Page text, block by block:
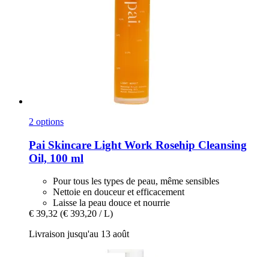
2 options
Pai Skincare Light Work Rosehip Cleansing
Oil, 100 ml
Pour tous les types de peau, même sensibles
Nettoie en douceur et efficacement
Laisse la peau douce et nourrie
€ 39,32 (€ 393,20 / L)
Livraison jusqu'au 13 août